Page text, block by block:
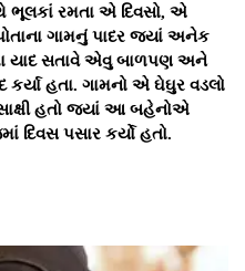
ભૂલકાં રમતા એ દિવસો, એ
ગામનું પાદર જ્યાં અનેક
યાદ સતાવે એવુ બાળપણ અને
હતા. ગામનો એ ઘેઘુર વડલો
હતો જ્યાં આ બહેનોએ
પસાર કર્યો હતો.